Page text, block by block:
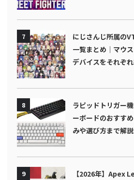
7
にじさんじ所属の
一覧まとめ｜マウ
デバイスをそれぞ
8
ラピッドトリガー
ーボードのおすす
みや選び方まで解説
9
【2026年】Apex